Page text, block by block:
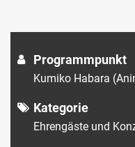
Programmpunkt
Kumiko Habara
Kategorie
Ehrengäste und